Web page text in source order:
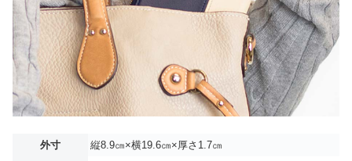
外寸 縦8.9㎝×横19.6㎝×厚さ1.7㎝